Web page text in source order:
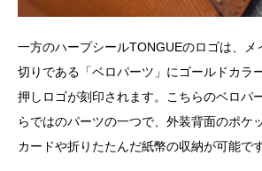
一方のハープシールTONGUEのロゴは、メ
切りである「ベロパーツ」にゴールドカラ
押しロゴが刻印されます。こちらのベロパ
らではのパーツの一つで、外装背面のポケ
カードや折りたたんだ紙幣の収納が可能です